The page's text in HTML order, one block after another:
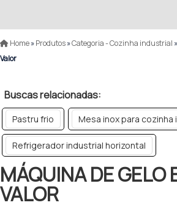
Home»Produtos»Categoria - Cozinha industrial »
Valor
Buscas relacionadas:
Pastru frio Mesa inox para cozinha
Refrigerador industrial horizontal
MÁQUINA DE GELO
VALOR